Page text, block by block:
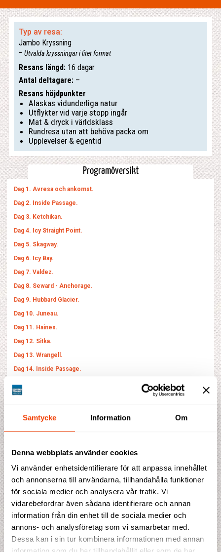
Samtycke Information Om
Denna webbplats använder cookies
Vi använder enhetsidentifierare för att anpassa innehållet
och annonserna till användarna, tillhandahålla funktioner
för sociala medier och analysera vår trafik. Vi
vidarebefordrar även sådana identifierare och annan
information från din enhet till de sociala medier och
annons- och analysföretag som vi samarbetar med.
Dessa kan i sin tur kombinera informationen med annan
Typ av resa:
Jambo Kryssning
Utvalda kryssningar i litet format
Resans längd: 16 dagar
Antal deltagare: –
Resans höjdpunkter
Alaskas vidunderliga natur
Utflykter vid varje stopp ingår
Mat & dryck i världsklass
Rundresa utan att behöva packa om
Upplevelser & egentid
Programöversikt
Dag 1. Avresa och ankomst.
Dag 2. Inside Passage.
Dag 3. Ketchikan.
Dag 4. Icy Straight Point.
Dag 5. Skagway.
Dag 6. Icy Bay.
Dag 7. Valdez.
Dag 8. Seward - Anchorage.
Dag 9. Hubbard Glacier.
Dag 10. Juneau.
Dag 11. Haines.
Dag 12. Sitka.
Dag 13. Wrangell.
Dag 14. Inside Passage.
Dag 16. Hemkomst.
Fullständigt program
Fakta
Prisblad
Prisförslag